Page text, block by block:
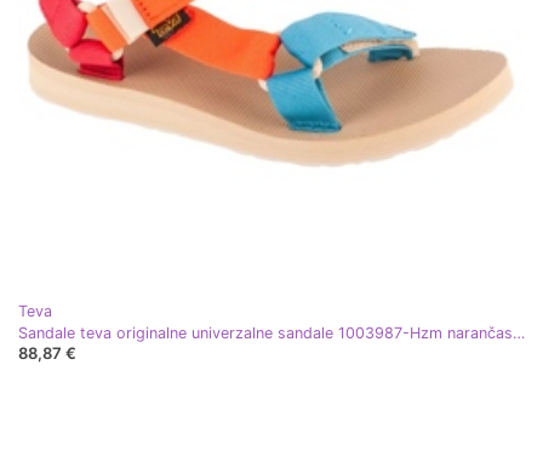
Teva
Sandale teva originalne univerzalne sandale 1003987-Hzm narančasta
88,87 €